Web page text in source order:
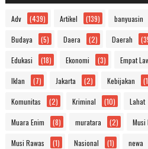
Adv (439) Artikel (139) banyuasin
Budaya (5) Daera (2) Daerah
Edukasi (18) Ekonomi (3) Empat
Iklan (7) Jakarta (2) Kebijakan
Komunitas (2) Kriminal (10) Lahat
Muara Enim (8) muratara (2) Musi
Musi Rawas (1) Nasional (1) newa